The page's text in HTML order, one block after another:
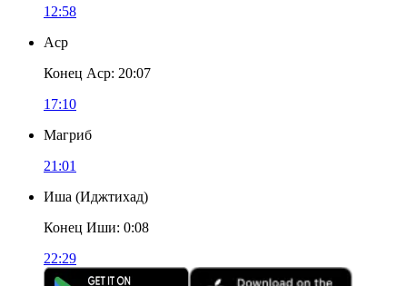
12:58
Аср
Конец Аср: 20:07
17:10
Магриб
21:01
Иша (Иджтихад)
Конец Иши: 0:08
22:29